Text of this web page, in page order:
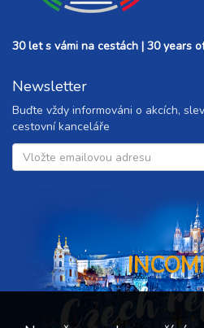
30 let s vámi na cestách | 30 years
Newsletter
Buďte vždy informováni o akcích,
cestovní kanceláře
Czech